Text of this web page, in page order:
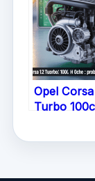
Opel Corsa
Turbo